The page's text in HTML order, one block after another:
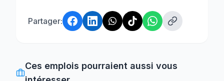
Partager:
Ces emplois pourraient aussi vous